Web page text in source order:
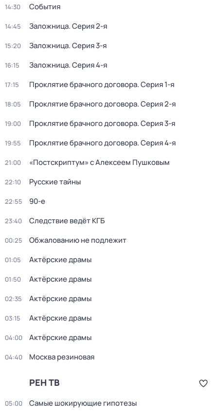
14:30 События
14:45 Заложница. Серия 2-я
15:20 Заложница. Серия 3-я
16:15 Заложница. Серия 4-я
17:15 Проклятие брачного договора. Серия 1-я
18:05 Проклятие брачного договора. Серия 2-я
19:00 Проклятие брачного договора. Серия 3-я
19:55 Проклятие брачного договора. Серия 4-я
21:00 «Постскриптум» с Алексеем Пушковым
22:10 Русские тайны
22:55 90-е
23:40 Следствие ведёт КГБ
00:25 Обжалованию не подлежит
01:05 Актёрские драмы
01:50 Актёрские драмы
02:35 Актёрские драмы
03:15 Актёрские драмы
04:00 Актёрские драмы
04:40 Москва резиновая
РЕН ТВ
05:00 Самые шoкиpующие гипотезы